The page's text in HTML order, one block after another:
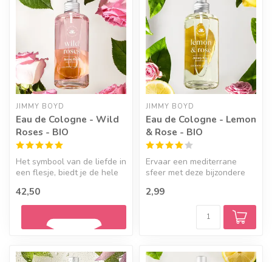
JIMMY BOYD
Eau de Cologne - Wild
Roses - BIO
Het symbool van de liefde in
een flesje, biedt je de hele
42,50
JIMMY BOYD
Eau de Cologne - Lemon
& Rose - BIO
Ervaar een mediterrane
sfeer met deze bijzondere
limoen, ...
2,99